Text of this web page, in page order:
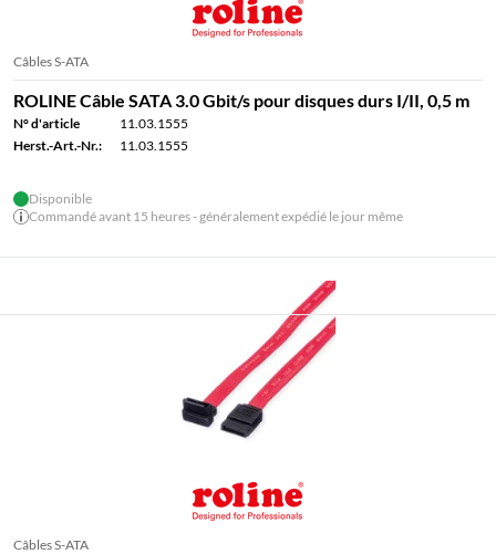
Câbles S-ATA
ROLINE Câble SATA 3.0 Gbit/s pour disques durs I/II, 0,5 m
N° d'article
11.03.1555
Herst.-Art.-Nr.:
11.03.1555
Disponible
Commandé avant 15 heures - généralement expédié le jour même
Câbles S-ATA